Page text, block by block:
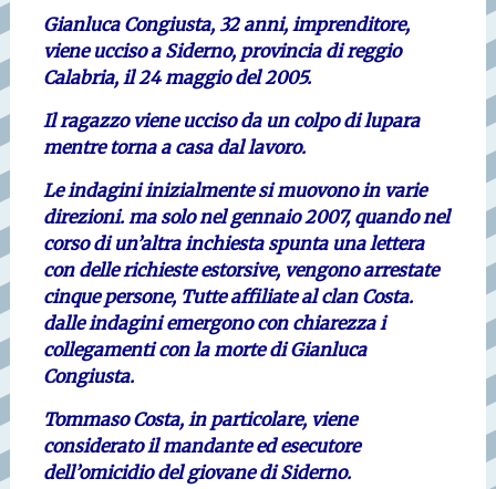
Gianluca Congiusta, 32 anni, imprenditore,
viene ucciso a Siderno, provincia di reggio
Calabria, il 24 maggio del 2005.
Il ragazzo viene ucciso da un colpo di lupara
mentre torna a casa dal lavoro.
Le indagini inizialmente si muovono in varie
direzioni. ma solo nel gennaio 2007, quando nel
corso di un’altra inchiesta spunta una lettera
con delle richieste estorsive, vengono arrestate
cinque persone, Tutte affiliate al clan Costa.
dalle indagini emergono con chiarezza i
collegamenti con la morte di Gianluca
Congiusta.
Tommaso Costa, in particolare, viene
considerato il mandante ed esecutore
dell’omicidio del giovane di Siderno.